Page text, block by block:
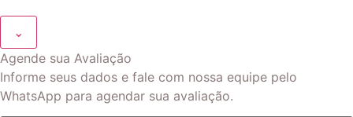
⌄
Agende sua Avaliação
Informe seus dados e fale com nossa equipe pelo
WhatsApp para agendar sua avaliação.